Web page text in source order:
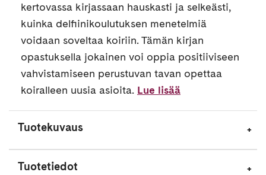
kertovassa kirjassaan hauskasti ja selkeästi,
kuinka delfiinikoulutuksen menetelmiä
voidaan soveltaa koiriin. Tämän kirjan
opastuksella jokainen voi oppia positiiviseen
vahvistamiseen perustuvan tavan opettaa
koiralleen uusia asioita. Lue lisää
Tuotekuvaus
Tuotetiedot